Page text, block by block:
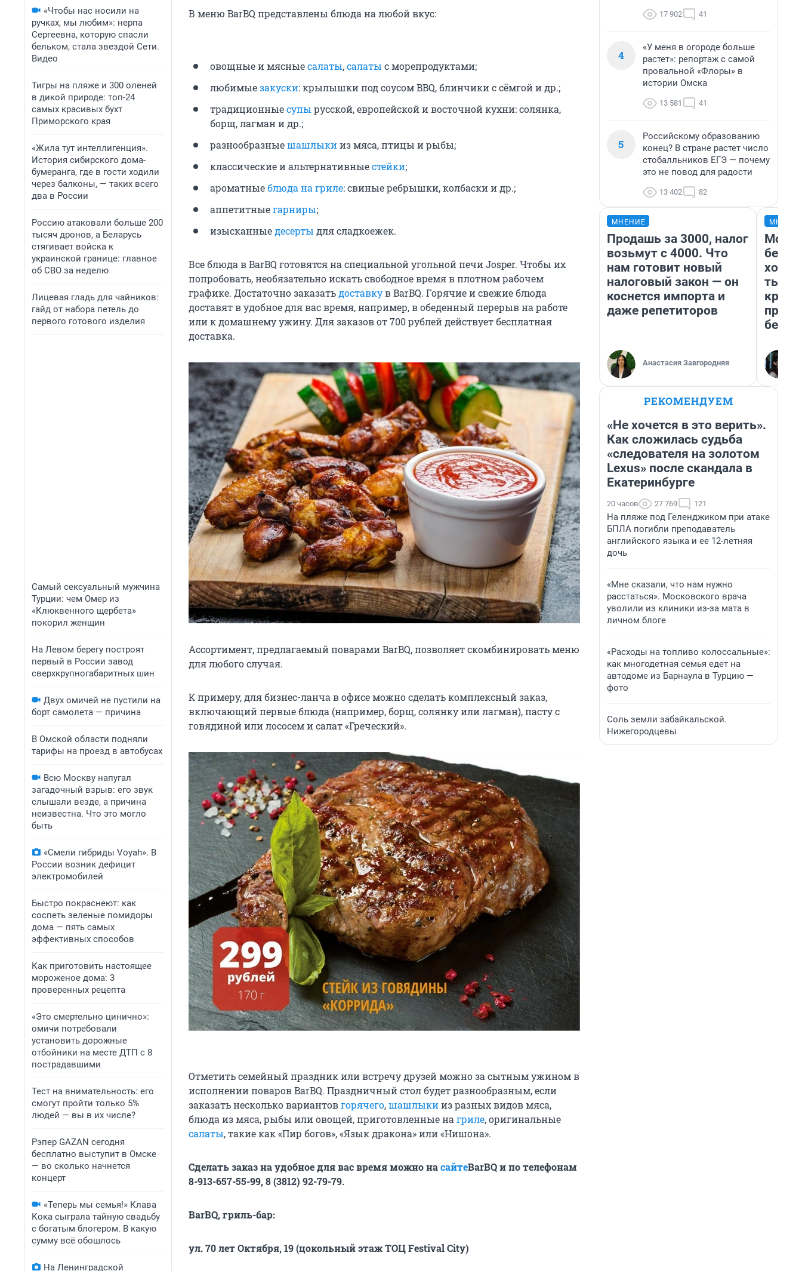
«Чтобы нас носили на
ручках, мы любим»: нерпа
Сергеевна, которую спасли
бельком, стала звездой Сети.
Видео
Тигры на пляже и 300 оленей
в дикой природе: топ-24
самых красивых бухт
Приморского края
«Жила тут интеллигенция».
История сибирского дома-
бумеранга, где в гости ходили
через балконы, — таких всего
два в России
Россию атаковали больше 200
тысяч дронов, а Беларусь
стягивает войска к
украинской границе: главное
об СВО за неделю
Лицевая гладь для чайников:
гайд от набора петель до
первого готового изделия
Самый сексуальный мужчина
Турции: чем Омер из
«Клюквенного щербета»
покорил женщин
На Левом берегу построят
первый в России завод
сверхкрупногабаритных шин
Двух омичей не пустили на
борт самолета — причина
В Омской области подняли
тарифы на проезд в автобусах
Всю Москву напугал
загадочный взрыв: его звук
слышали везде, а причина
неизвестна. Что это могло
быть
«Смели гибриды Voyah». В
России возник дефицит
электромобилей
Быстро покраснеют: как
соспеть зеленые помидоры
дома — пять самых
эффективных способов
Как приготовить настоящее
мороженое дома: 3
проверенных рецепта
«Это смертельно цинично»:
омичи потребовали
установить дорожные
отбойники на месте ДТП с 8
пострадавшими
Тест на внимательность: его
смогут пройти только 5%
людей — вы в их числе?
Рэпер GAZAN сегодня
бесплатно выступит в Омске
— во сколько начнется
концерт
«Теперь мы семья!» Клава
Кока сыграла тайную свадьбу
с богатым блогером. В какую
сумму всё обошлось
На Ленинградской
В меню BarBQ представлены блюда на любой вкус:
овощные и мясныесалаты,салаты с морепродуктами;
любимыезакуски: крылышки под соусом BBQ, блинчики с сёмгой и др.;
традиционныесупы русской, европейской и восточной кухни: солянка,
борщ, лагман и др.;
разнообразныешашлыкииз мяса, птицы и рыбы;
классические и альтернативныестейки;
ароматныеблюда на гриле: свиные ребрышки, колбаски и др.;
аппетитныегарниры;
изысканныедесерты для сладкоежек.
Все блюда в BarBQ готовятся на специальной угольной печи Josper. Чтобы их
попробовать, необязательно искать свободное время в плотном рабочем
графике. Достаточно заказатьдоставкув BarBQ. Горячие и свежие блюда
доставят в удобное для вас время, например, в обеденный перерыв на работе
или к домашнему ужину. Для заказов от 700 рублей действует бесплатная
доставка.
Ассортимент, предлагаемый поварами BarBQ, позволяет скомбинировать меню
для любого случая.
К примеру, для бизнес-ланча в офисе можно сделать комплексный заказ,
включающий первые блюда (например, борщ, солянку или лагман), пасту с
говядиной или лососем и салат «Греческий».
Отметить семейный праздник или встречу друзей можно за сытным ужином в
исполнении поваров BarBQ. Праздничный стол будет разнообразным, если
заказать несколько вариантовгорячего,шашлыкииз разных видов мяса,
блюда из мяса, рыбы или овощей, приготовленные на гриле, оригинальные
салаты, такие как «Пир богов», «Язык дракона» или «Нишона».
Сделать заказ на удобное для вас время можно насайтеBarBQи по телефонам
8-913-657-55-99, 8 (3812) 92-79-79.
BarBQ, гриль-бар:
ул. 70 лет Октября, 19 (цокольный этаж ТОЦ Festival City)
17 902 41
4
«У меня в огороде больше
растет»: репортаж с самой
провальной «Флоры» в
истории Омска
13 581 41
5
Российскому образованию
конец? В стране растет число
стобалльников ЕГЭ — почему
это не повод для радости
13 402 82
МНЕНИЕ
Продашь за 3000, налог
возьмут с 4000. Что
нам готовит новый
налоговый закон — он
коснется импорта и
даже репетиторов
Анастасия Завгородняя
Мой
РЕКОМЕНДУЕМ
«Не хочется в это верить».
Как сложилась судьба
«следователя на золотом
Lexus» после скандала в
Екатеринбурге
20 часов 27 769 121
На пляже под Геленджиком при атаке
БПЛА погибли преподаватель
английского языка и ее 12-летняя
дочь
«Мне сказали, что нам нужно
расстаться». Московского врача
уволили из клиники из-за мата в
личном блоге
«Расходы на топливо колоссальные»:
как многодетная семья едет на
автодоме из Барнаула в Турцию —
фото
Соль земли забайкальской.
Нижегородцевы